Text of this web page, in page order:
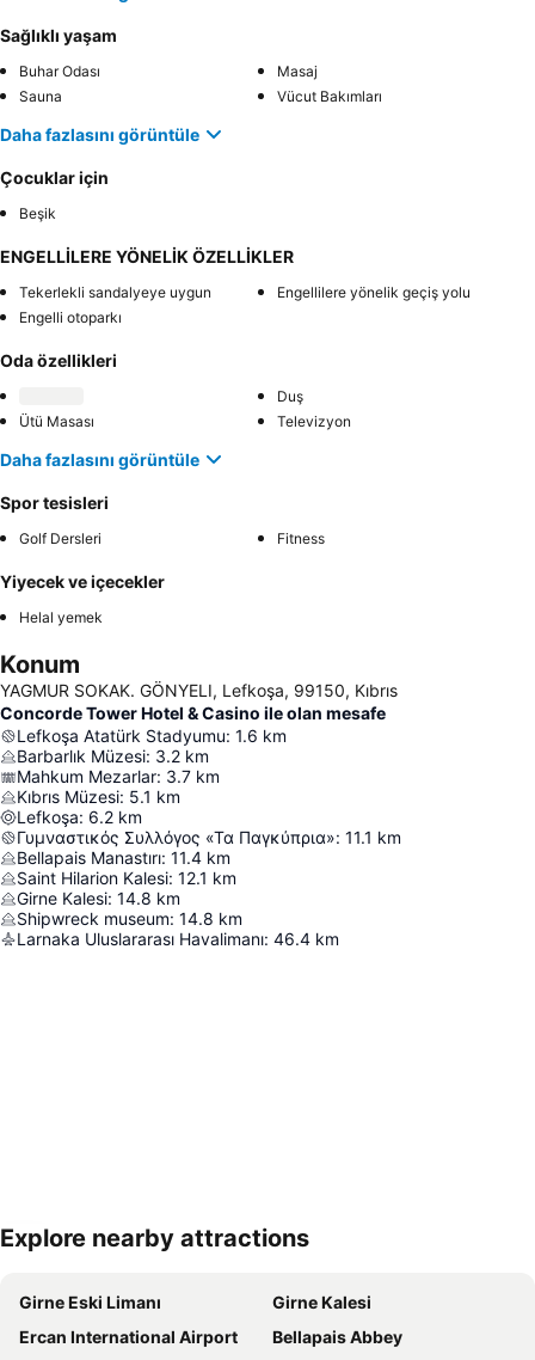
Sağlıklı yaşam
Buhar Odası
Masaj
Sauna
Vücut Bakımları
Daha fazlasını görüntüle
Çocuklar için
Beşik
ENGELLİLERE YÖNELİK ÖZELLİKLER
Tekerlekli sandalyeye uygun
Engellilere yönelik geçiş yolu
Engelli otoparkı
Oda özellikleri
Duş
Ütü Masası
Televizyon
Daha fazlasını görüntüle
Spor tesisleri
Golf Dersleri Fitness
Yiyecek ve içecekler
Helal yemek
Konum
YAGMUR SOKAK. GÖNYELI, Lefkoşa, 99150, Kıbrıs
Concorde Tower Hotel & Casino ile olan mesafe
Lefkoşa Atatürk Stadyumu: 1.6 km
Barbarlık Müzesi: 3.2 km
Mahkum Mezarlar: 3.7 km
Kıbrıs Müzesi: 5.1 km
Lefkoşa: 6.2 km
Γυμναστικός Συλλόγος «Τα Παγκύπρια»: 11.1 km
Bellapais Manastırı: 11.4 km
Saint Hilarion Kalesi: 12.1 km
Girne Kalesi: 14.8 km
Shipwreck museum: 14.8 km
Larnaka Uluslararası Havalimanı: 46.4 km
Haritayı genişlet
Explore nearby attractions
Girne Eski Limanı
Girne Kalesi
Ercan International Airport
Bellapais Abbey